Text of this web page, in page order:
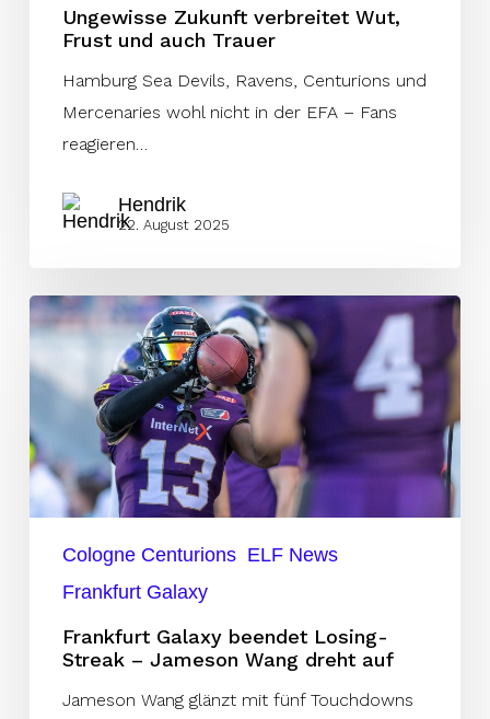
Ungewisse Zukunft verbreitet Wut,
Frust und auch Trauer
Hamburg Sea Devils, Ravens, Centurions und
Mercenaries wohl nicht in der EFA – Fans
reagieren…
Hendrik
22. August 2025
Frankfurt
Galaxy
beendet
Losing-
Streak
–
Jameson
drehtCologne Centurions ELF News
Frankfurt Galaxy
Frankfurt Galaxy beendet Losing-
Streak – Jameson Wang dreht auf
Jameson Wang glänzt mit fünf Touchdowns